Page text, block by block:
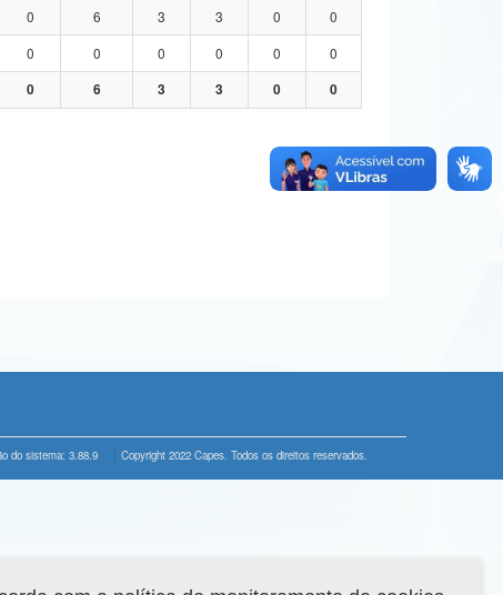
0 6 3 3 0
0
0 0 0 0 0
0
0 6 3 3 0 0
do sistema: 3.88.9 Copyright 2022 Capes. Todos os direitos reservados.